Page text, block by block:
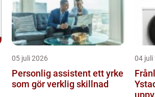
05 juli 2026
Personlig assistent ett yrke
som gör verklig skillnad
04 juli